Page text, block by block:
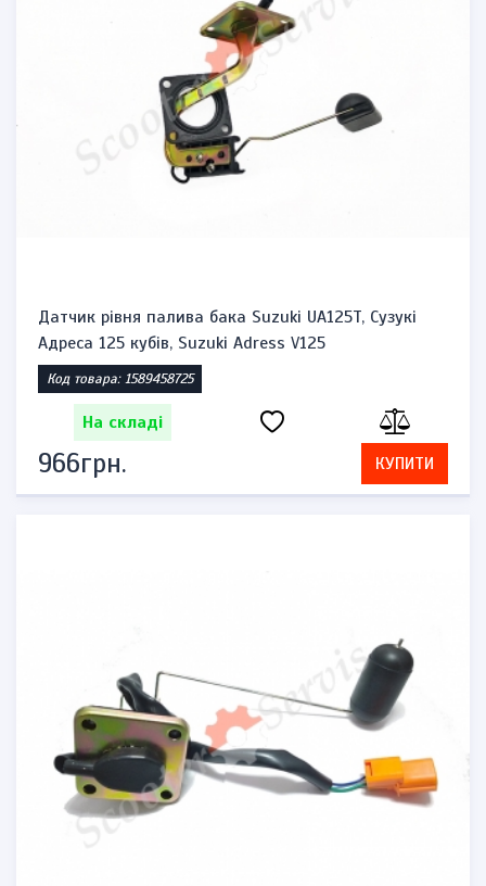
Датчик рівня палива бака Suzuki UA125T, Сузукі
Адреса 125 кубів, Suzuki Adress V125
Код товара: 1589458725
На складі
966грн. КУПИТИ